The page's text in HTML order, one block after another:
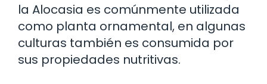
la Alocasia es comúnmente utilizada
como planta ornamental, en algunas
culturas también es consumida por
sus propiedades nutritivas.